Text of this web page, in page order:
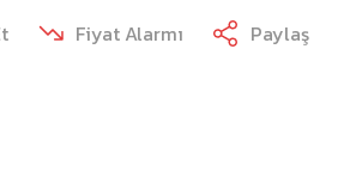
Fiyat Alarmı Paylaş